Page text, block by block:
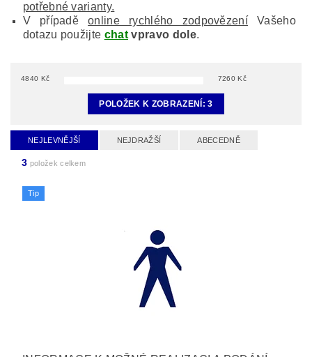
potřebné varianty.
V případěonline rychlého zodpovězení Vašeho
dotazu použijte chatvpravo dole.
4840 Kč 7260 Kč
POLOŽEK K ZOBRAZENÍ:3
NEJLEVNĚJŠÍ NEJDRAŽŠÍ ABECEDNĚ
3 položek celkem
Tip